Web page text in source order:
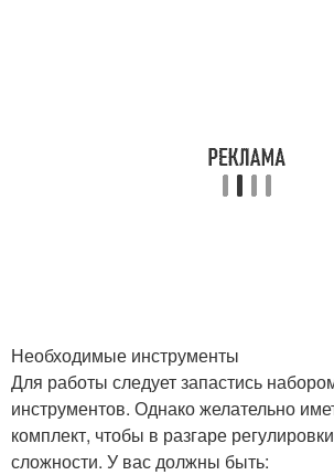
Необходимые инструменты
Для работы следует запастись
инструментов. Однако желательно
комплект, чтобы в разгаре
сложности. У вас должны быть: